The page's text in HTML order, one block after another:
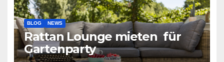
BLOG NEWS
Rattan Lounge mieten für
Gartenparty